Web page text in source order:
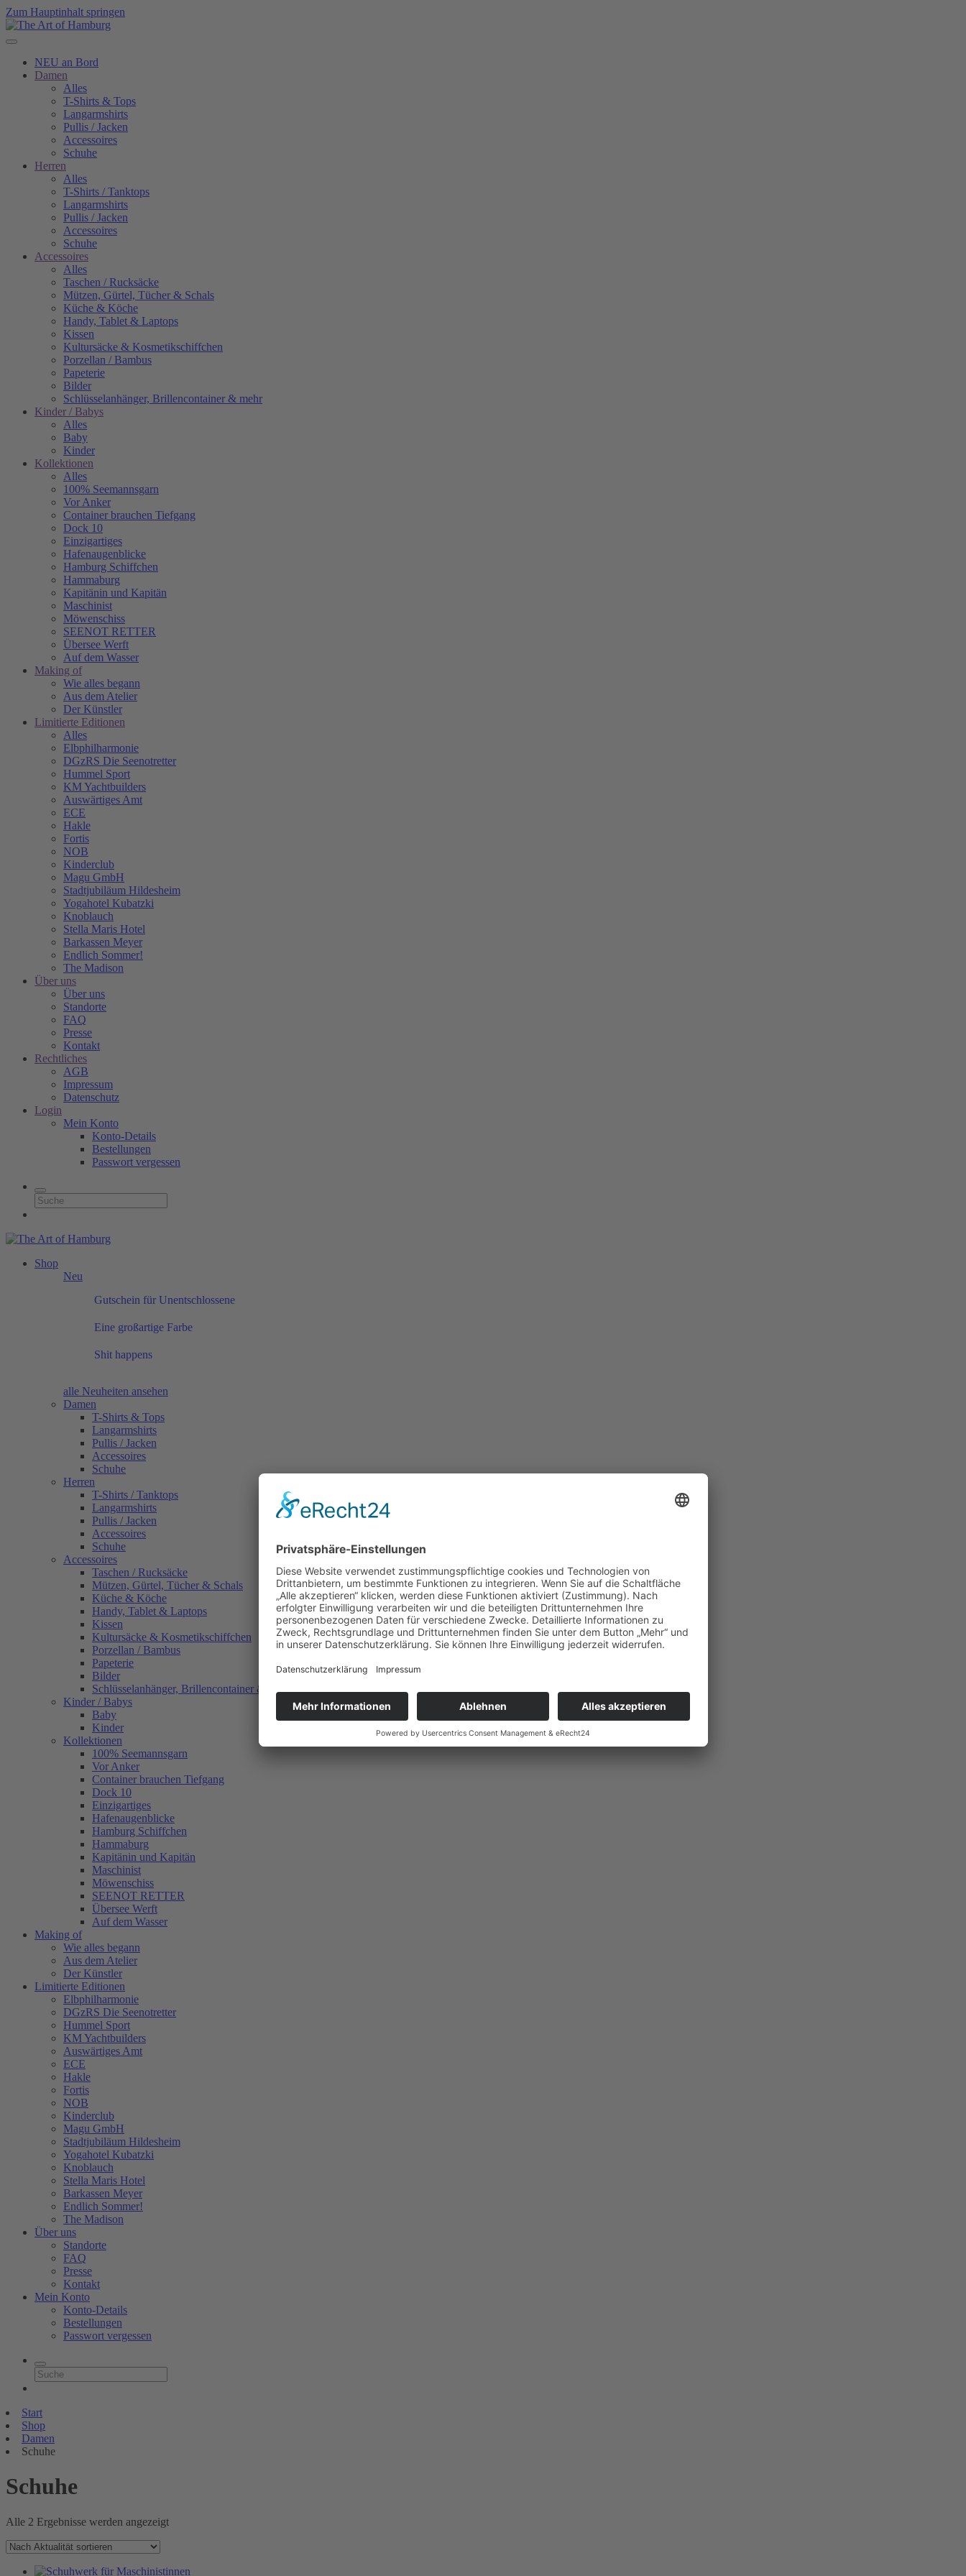
Zum Hauptinhalt springen
NEU an Bord
Damen
Alles
T-Shirts & Tops
Langarmshirts
Pullis / Jacken
Accessoires
Schuhe
Herren
Alles
T-Shirts / Tanktops
Langarmshirts
Pullis / Jacken
Accessoires
Schuhe
Accessoires
Alles
Taschen / Rucksäcke
Mützen, Gürtel, Tücher & Schals
Küche & Köche
Handy, Tablet & Laptops
Kissen
Kultursäcke & Kosmetikschiffchen
Porzellan / Bambus
Papeterie
Bilder
Schlüsselanhänger, Brillencontainer & mehr
Kinder / Babys
Alles
Baby
Kinder
Kollektionen
Alles
100% Seemannsgarn
Vor Anker
Container brauchen Tiefgang
Dock 10
Einzigartiges
Hafenaugen­blicke
Hamburg Schiffchen
Hammaburg
Kapitänin und Kapitän
Maschinist
Möwenschiss
SEENOT RETTER
Übersee Werft
Auf dem Wasser
Making of
Wie alles begann
Aus dem Atelier
Der Künstler
Limitierte Editionen
Alles
Elbphilharmonie
DGzRS Die Seenotretter
Hummel Sport
KM Yachtbuilders
Auswärtiges Amt
ECE
Hakle
Fortis
NOB
Kinderclub
Magu GmbH
Stadtjubiläum Hildesheim
Yogahotel Kubatzki
Knoblauch
Stella Maris Hotel
Barkassen Meyer
Endlich Sommer!
The Madison
Über uns
Über uns
Standorte
FAQ
Presse
Kontakt
Rechtliches
AGB
Impressum
Datenschutz
Login
Mein Konto
Konto-Details
Bestellungen
Passwort vergessen
Shop
Neu
Gutschein für Unentschlossene
Eine großartige Farbe
Shit happens
alle Neuheiten ansehen
Damen
T-Shirts & Tops
Langarmshirts
Pullis / Jacken
Accessoires
Schuhe
Herren
T-Shirts / Tanktops
Langarmshirts
Pullis / Jacken
Accessoires
Schuhe
Accessoires
Taschen / Rucksäcke
Mützen, Gürtel, Tücher & Schals
Küche & Köche
Handy, Tablet & Laptops
Kissen
Kultursäcke & Kosmetikschiffchen
Porzellan / Bambus
Papeterie
Bilder
Schlüsselanhänger, Brillencontainer & mehr
Kinder / Babys
Baby
Kinder
Kollektionen
100% Seemannsgarn
Vor Anker
Container brauchen Tiefgang
Dock 10
Einzigartiges
Hafenaugen­blicke
Hamburg Schiffchen
Hammaburg
Kapitänin und Kapitän
Maschinist
Möwenschiss
SEENOT RETTER
Übersee Werft
Auf dem Wasser
Making of
Wie alles begann
Aus dem Atelier
Der Künstler
Limitierte Editionen
Elbphilharmonie
DGzRS Die Seenotretter
Hummel Sport
KM Yachtbuilders
Auswärtiges Amt
ECE
Hakle
Fortis
NOB
Kinderclub
Magu GmbH
Stadtjubiläum Hildesheim
Yogahotel Kubatzki
Knoblauch
Stella Maris Hotel
Barkassen Meyer
Endlich Sommer!
The Madison
Über uns
Standorte
FAQ
Presse
Kontakt
Mein Konto
Konto-Details
Bestellungen
Passwort vergessen
Start
Shop
Damen
Schuhe
Schuhe
Alle 2 Ergebnisse werden angezeigtNach